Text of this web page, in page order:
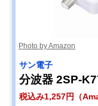
Photo by Amazon
サン電子
分波器 2SP-
税込み1,257円（